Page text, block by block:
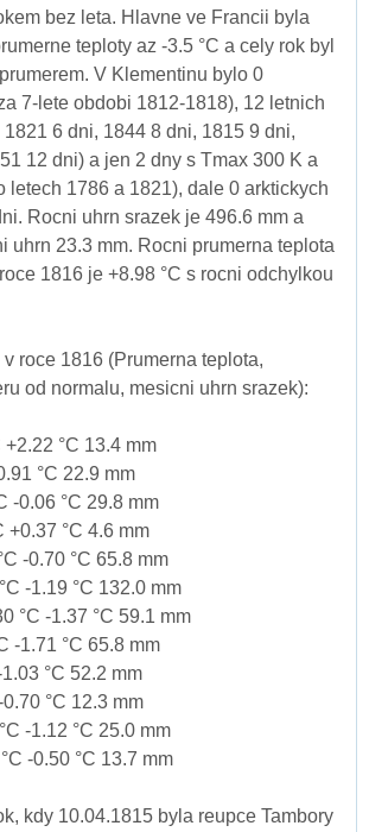
bez leta. Hlavne ve Francii byla
teploty az -3.5 °C a cely rok byl
V Klementinu bylo 0
7-lete obdobi 1812-1818), 12 letnich
6 dni, 1844 8 dni, 1815 9 dni,
12 dni) a jen 2 dny s Tmax 300 K a
letech 1786 a 1821), dale 0 arktickych
Rocni uhrn srazek je 496.6 mm a
uhrn 23.3 mm. Rocni prumerna teplota
1816 je +8.98 °C s rocni odchylkou
roce 1816 (Prumerna teplota,
od normalu, mesicni uhrn srazek):
+2.22 °C 13.4 mm
°C 22.9 mm
-0.06 °C 29.8 mm
+0.37 °C 4.6 mm
-0.70 °C 65.8 mm
-1.19 °C 132.0 mm
°C -1.37 °C 59.1 mm
-1.71 °C 65.8 mm
°C 52.2 mm
°C 12.3 mm
-1.12 °C 25.0 mm
-0.50 °C 13.7 mm
kdy 10.04.1815 byla reupce Tambory